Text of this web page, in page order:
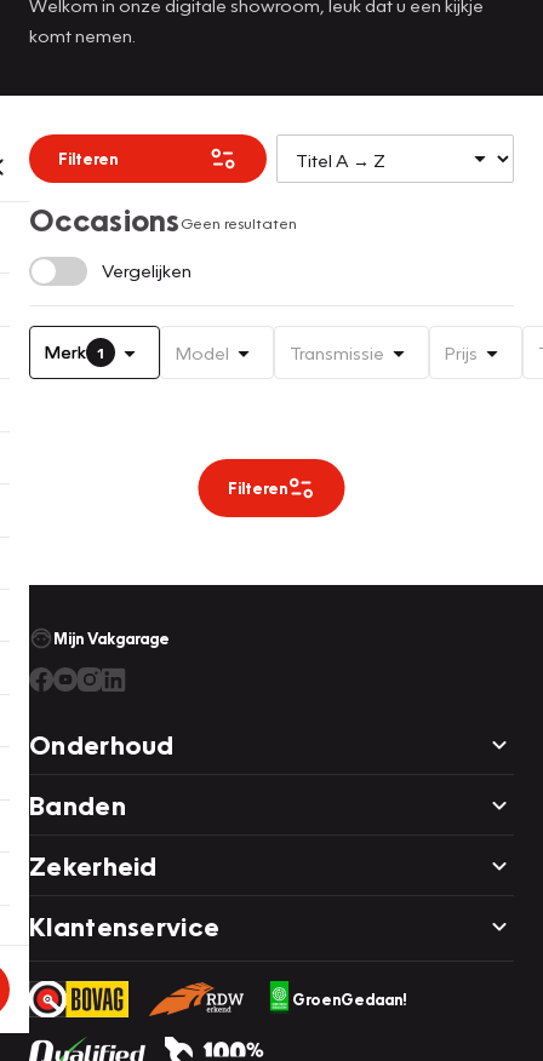
Welkom in onze digitale showroom, leuk dat u een kijkje
komt nemen.
Filteren
OccasionsGeen resultaten
Vergelijken
Merk 1 Model Transmissie Prijs
Filteren
Mijn Vakgarage
Onderhoud
Banden
Zekerheid
Klantenservice
GroenGedaan!